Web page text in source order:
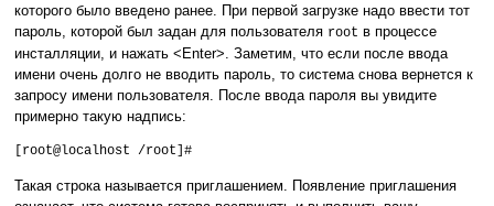
которого было введено ранее. При первой загрузке надо ввести тот
пароль, которой был задан для пользователя root в процессе
инсталляции, и нажать <Enter>. Заметим, что если после ввода
имени очень долго не вводить пароль, то система снова вернется к
запросу имени пользователя. После ввода пароля вы увидите
примерно такую надпись:
[root@localhost /root]#
Такая строка называется приглашением. Появление приглашения